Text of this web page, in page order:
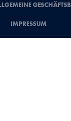
IMPRESSUM